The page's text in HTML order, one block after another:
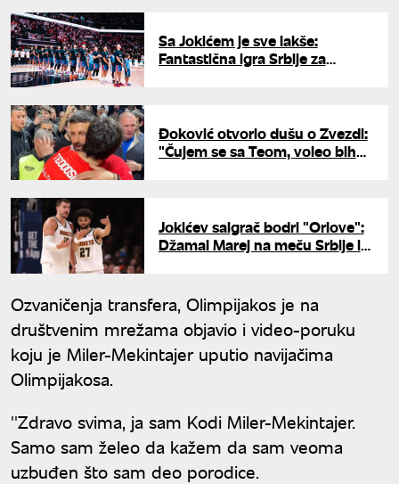
Sa Jokićem je sve lakše:
Fantastična igra Srbije za
Đoković otvorio dušu o Zvezdi:
"Čujem se sa Teom, voleo bih
Jokićev saigrač bodri "Orlove":
Džamal Marej na meču Srbije i
Ozvaničenja transfera, Olimpijakos je na
društvenim mrežama objavio i video-poruku
koju je Miler-Mekintajer uputio navijačima
Olimpijakosa.
''Zdravo svima, ja sam Kodi Miler-Mekintajer.
Samo sam želeo da kažem da sam veoma
uzbuđen što sam deo porodice.